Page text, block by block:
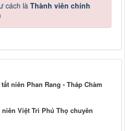
cách là Thành viên chính
niên Phan Rang - Tháp Chàm
Việt Trì Phú Thọ chuyên